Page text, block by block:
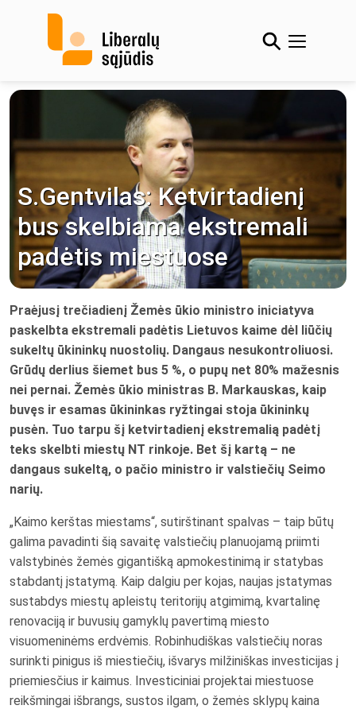
S.Gentvilas: Ketvirtadienį
bus skelbiama ekstremali
padėtis miestuose
Praėjusį trečiadienį Žemės ūkio ministro iniciatyva
paskelbta ekstremali padėtis Lietuvos kaime dėl liūčių
sukeltų ūkininkų nuostolių. Dangaus nesukontroliuosi.
Grūdų derlius šiemet bus 5 %, o pupų net 80% mažesnis
nei pernai. Žemės ūkio ministras B. Markauskas, kaip
buvęs ir esamas ūkininkas ryžtingai stoja ūkininkų
pusėn. Tuo tarpu šį ketvirtadienį ekstremalią padėtį
teks skelbti miestų NT rinkoje. Bet šį kartą – ne
dangaus sukeltą, o pačio ministro ir valstiečių Seimo
narių.
„Kaimo kerštas miestams“, sutirštinant spalvas – taip būtų
galima pavadinti šią savaitę valstiečių planuojamą priimti
valstybinės žemės gigantišką apmokestinimą ir statybas
stabdantį įstatymą. Kaip dalgiu per kojas, naujas įstatymas
sustabdys miestų apleistų teritorijų atgimimą, kvartalinę
renovaciją ir buvusių gamyklų pavertimą miesto
visuomeninėms erdvėmis. Robinhudiškas valstiečių noras
surinkti pinigus iš miestiečių, išvarys milžiniškas investicijas į
priemiesčius ir kaimus. Investiciniai projektai miestuose
reikšmingai išbrangs, sustos ilgam, o žemės sklypų kaina